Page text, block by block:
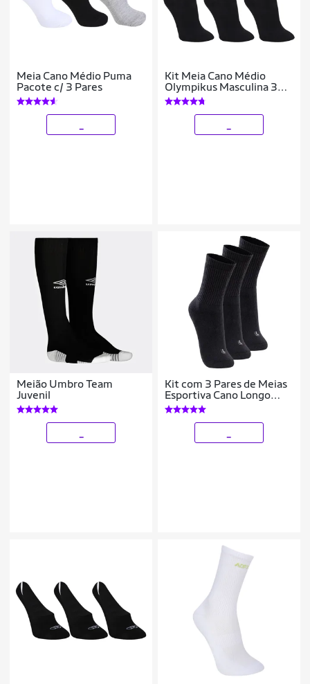
Meia Cano Médio Puma
Pacote c/ 3 Pares
Kit Meia Cano Médio
Olympikus Masculina 3
Pares
Meião Umbro Team
Juvenil
Kit com 3 Pares de Meias
Esportiva Cano Longo
Lupo 3250-001